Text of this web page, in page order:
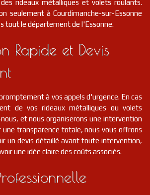
rideaux métalliques et volets roulants.
seulement à Courdimanche-sur-Essonne
tout le département de l'Essonne.
Rapide et Devis
à vos appels d'urgence. En cas
de vos rideaux métalliques ou volets
et nous organiserons une intervention
une transparence totale, nous vous offrons
un devis détaillé avant toute intervention,
une idée claire des coûts associés.